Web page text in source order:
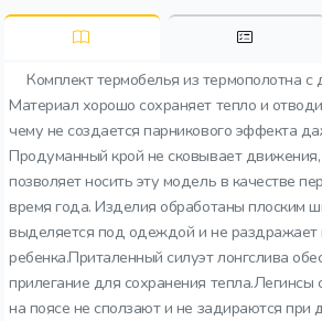
Комплект термобелья из термополотна
Материал хорошо сохраняет тепло и
чему не создается парникового эффекта
Продуманный крой не сковывает движения,
позволяет носить эту модель в качестве
время года. Изделия обработаны плоским
выделяется под одеждой и не
ребенка.Приталенный силуэт лонгслива
прилегание для сохранения тепла.Легинсы
на поясе не сползают и не задираются